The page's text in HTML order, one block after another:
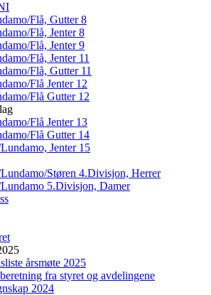
Flå, Gutter 8
Flå, Jenter 8
Flå, Jenter 9
Flå, Jenter 11
Flå, Gutter 11
Flå Jenter 12
Flå Gutter 12
Flå Jenter 13
Flå Gutter 14
Jenter 15
Støren 4.Divisjon, Herrer
5.Divisjon, Damer
årsmøte 2025
fra styret og avdelingene
2024